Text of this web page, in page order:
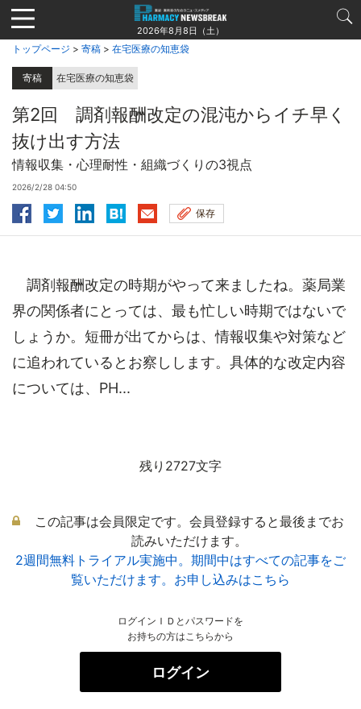
Jump
to
navigation
2026年8月8日（土）
トップページ > 寄稿 > 在宅医療の知恵袋
寄稿 在宅医療の知恵袋
第2回 調剤報酬改定の混沌からイチ早く
抜け出す方法
情報収集・心理耐性・組織づくりの3視点
2026/2/28 04:50
保存
調剤報酬改定の時期がやって来ましたね。薬局業
界の関係者にとっては、最も忙しい時期ではないで
しょうか。短冊が出てからは、情報収集や対策など
に追われているとお察しします。具体的な改定内容
については、PH...
残り2727文字
この記事は会員限定です。会員登録すると最後までお
読みいただけます。
2週間無料トライアル実施中。期間中はすべての記事をご
覧いただけます。お申し込みはこちら
ログインＩＤとパスワードを
お持ちの方はこちらから
ログイン